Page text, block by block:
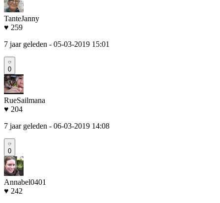
TanteJanny
♥ 259
7 jaar geleden - 05-03-2019 15:01
0
RueSailmana
♥ 204
7 jaar geleden - 06-03-2019 14:08
0
Annabel0401
♥ 242